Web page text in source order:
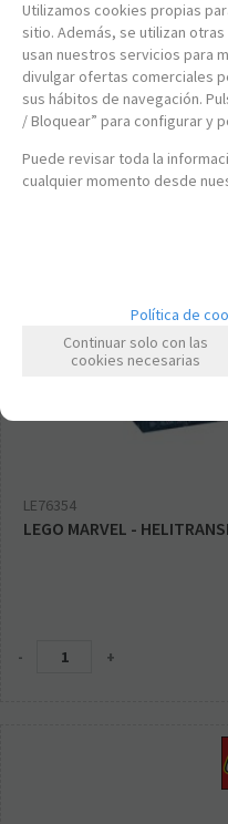
+
LE76354
LEGO MARVEL -
- +
Utilizamos cookies propias
sitio. Además, se utilizan
usan nuestros servicios para
divulgar ofertas comerciales
sus hábitos de navegación.
/ Bloquear” para configurar y
Puede revisar toda la
cualquier momento desde
Política de
Continuar solo con las
cookies necesarias